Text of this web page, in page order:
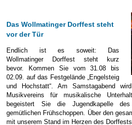
Das Wollmatinger Dorffest steht
vor der Tür
Endlich ist es soweit: Das
Wollmatinger Dorffest steht kurz
bevor. Kommen Sie vom 31.08 bis
02.09. auf das Festgelände „Engelsteig
und Hochstatt“. Am Samstagabend
Musikvereins für musikalische
begeistert Sie die Jugendkapelle
gemütlichen Frühschoppen. Über den
mit unserem Stand im Herzen des